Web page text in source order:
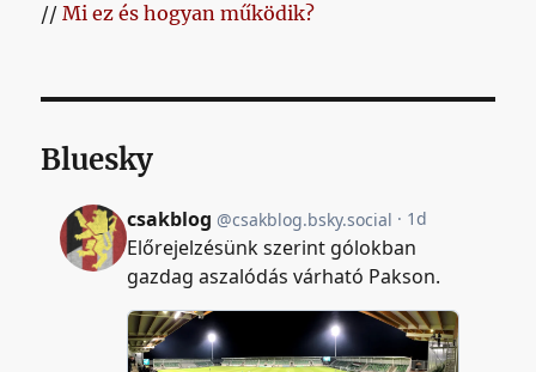
//Mi ez és hogyan működik?
Bluesky